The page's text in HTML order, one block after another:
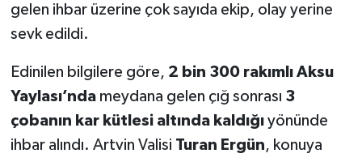
gelen ihbar üzerine çok sayıda ekip, olay yerine
sevk edildi.
Edinilen bilgilere göre, 2 bin 300 rakımlı Aksu
Yaylası’ndameydana gelen çığ sonrası 3
çobanın kar kütlesi altında kaldığıyönünde
ihbar alındı. Artvin Valisi Turan Ergün, konuya